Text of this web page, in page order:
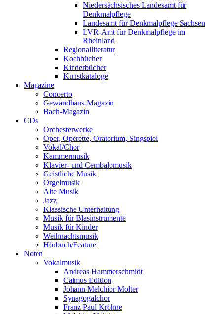
Niedersächsisches Landesamt für
Denkmalpflege
Landesamt für Denkmalpflege Sachsen
LVR-Amt für Denkmalpflege im
Rheinland
Regionalliteratur
Kochbücher
Kinderbücher
Kunstkataloge
Magazine
Concerto
Gewandhaus-Magazin
Bach-Magazin
CDs
Orchesterwerke
Oper, Operette, Oratorium, Singspiel
Vokal/Chor
Kammermusik
Klavier- und Cembalomusik
Geistliche Musik
Orgelmusik
Alte Musik
Jazz
Klassische Unterhaltung
Musik für Blasinstrumente
Musik für Kinder
Weihnachtsmusik
Hörbuch/Feature
Noten
Vokalmusik
Andreas Hammerschmidt
Calmus Edition
Johann Melchior Molter
Synagogalchor
Franz Paul Kröhne